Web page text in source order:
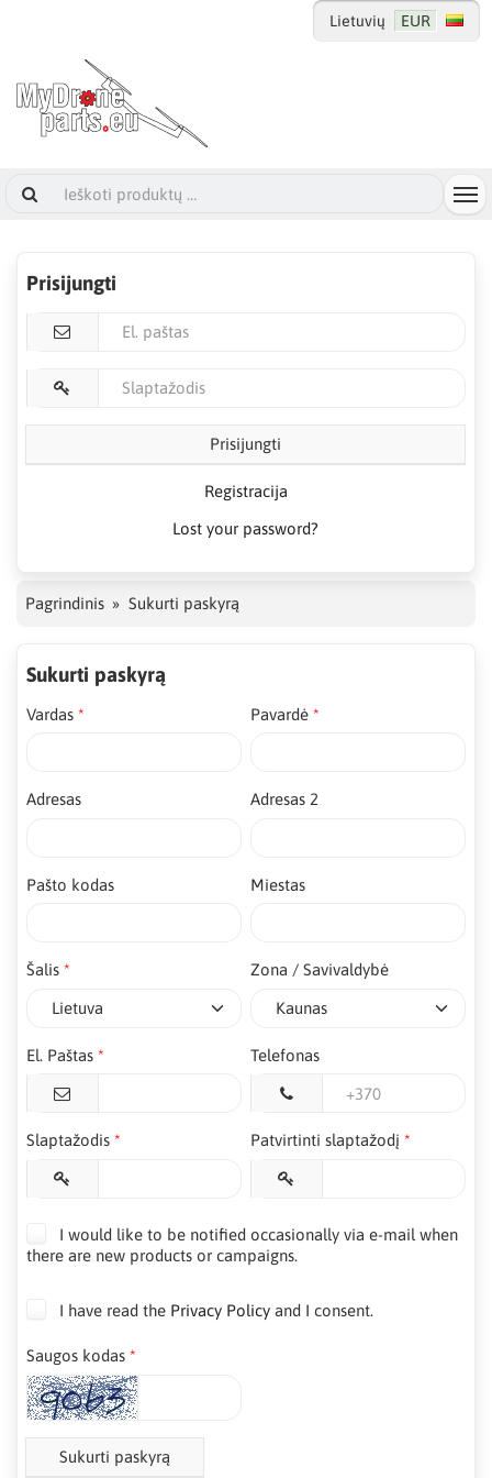
Lietuvių EUR
Prisijungti
Prisijungti
Registracija
Lost your password?
Pagrindinis Sukurti paskyrą
Sukurti paskyrą
Vardas Pavardė
Adresas Adresas 2
Pašto kodas Miestas
Šalis Zona / Savivaldybė
El. Paštas Telefonas
Slaptažodis Patvirtinti slaptažodį
I would like to be notified occasionally via e-mail when
there are new products or campaigns.
I have read the Privacy Policyand I consent.
Saugos kodas
Sukurti paskyrą